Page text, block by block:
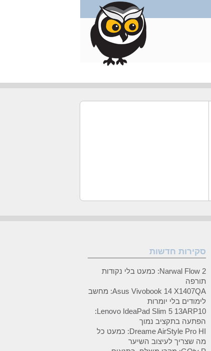
סקירות חדשות
Narwal Flow 2: כמעט בלי נקודות
תורפה
Asus Vivobook 14 X1407QA: מחשב
לימודים בלי יומרות
Lenovo IdeaPad Slim 5 13ARP10:
הפתעה בתקציב נמוך
Dreame AirStyle Pro HI: כמעט כל
מה שצריך לעיצוב השיער